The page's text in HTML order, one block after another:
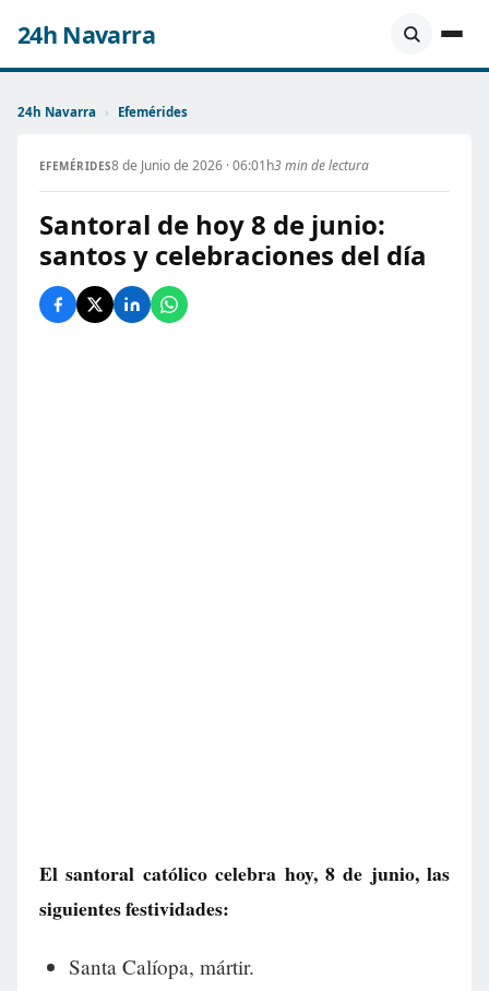
24h Navarra
24h Navarra › Efemérides
EFEMÉRIDES8 de Junio de 2026 · 06:01h3 min de lectura
Santoral de hoy 8 de junio:
santos y celebraciones del día
El santoral católico celebra hoy, 8 de junio, las
siguientes festividades:
Santa Calíopa, mártir.